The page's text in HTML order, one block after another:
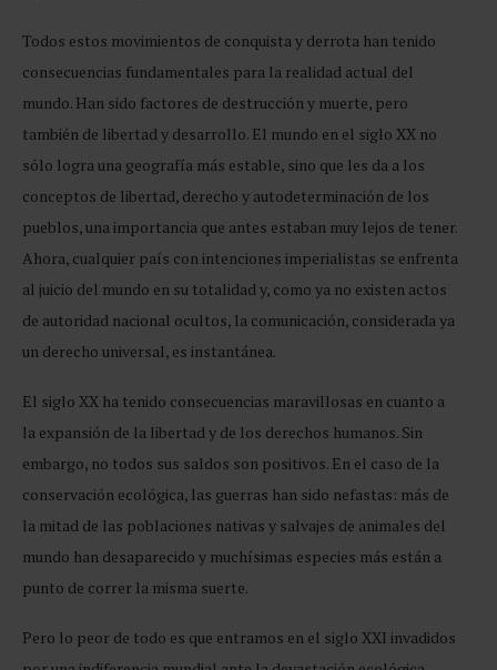
Todos estos movimientos de conquista y derrota han tenido
consecuencias fundamentales para la realidad actual del
mundo. Han sido factores de destrucción y muerte, pero
también de libertad y desarrollo. El mundo en el siglo XX no
sólo logra una geografía más estable, sino que les da a los
conceptos de libertad, derecho y autodeterminación de los
pueblos, una importancia que antes estaban muy lejos de tener.
Ahora, cualquier país con intenciones imperialistas se enfrenta
al juicio del mundo en su totalidad y, como ya no existen actos
de autoridad nacional ocultos, la comunicación, considerada ya
un derecho universal, es instantánea.
El siglo XX ha tenido consecuencias maravillosas en cuanto a
la expansión de la libertad y de los derechos humanos. Sin
embargo, no todos sus saldos son positivos. En el caso de la
conservación ecológica, las guerras han sido nefastas: más de
la mitad de las poblaciones nativas y salvajes de animales del
mundo han desaparecido y muchísimas especies más están a
punto de correr la misma suerte.
Pero lo peor de todo es que entramos en el siglo XXI invadidos